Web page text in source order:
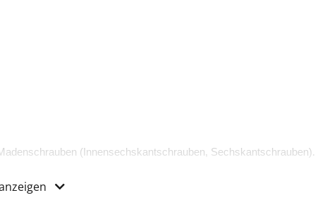
(Innensechskantschrauben, Sechskantschrauben).